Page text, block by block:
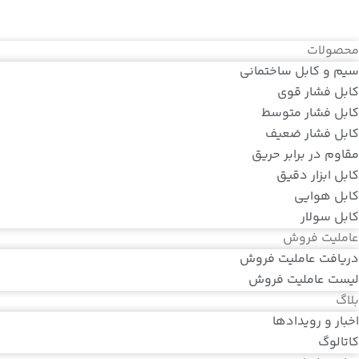
محصولات
سیم و کابل ساختمانی
کابل فشار قوی
کابل فشار متوسط
کابل فشار ضعیف
مقاوم در برابر حریق
کابل ابزار دقیق
کابل هوایی
کابل سولار
عاملیت فروش
دریافت عاملیت فروش
لیست عاملیت فروش
بلاگ
اخبار و رویدادها
کاتالوگ